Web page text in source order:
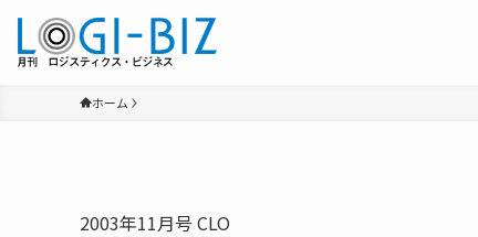
ホーム
2003年11月号 CLO